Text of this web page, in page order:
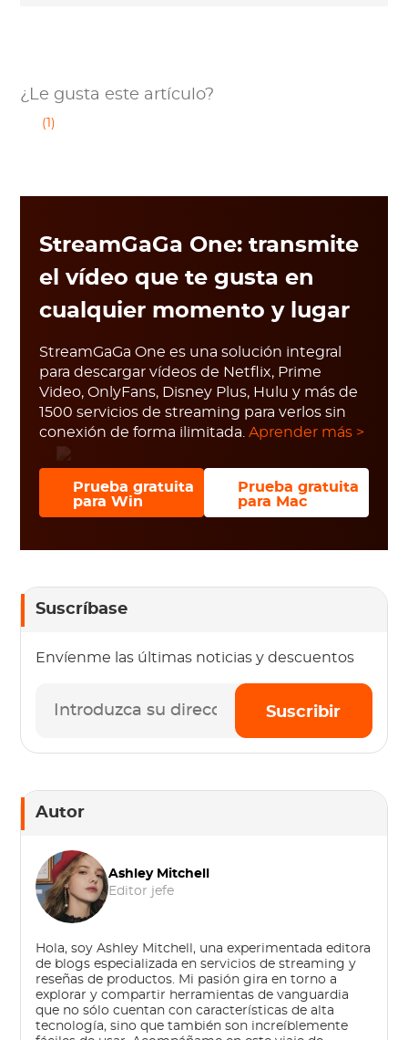
¿Le gusta este artículo?
(1)
StreamGaGa One: transmite
el vídeo que te gusta en
cualquier momento y lugar
StreamGaGa One es una solución integral
para descargar vídeos de Netflix, Prime
Video, OnlyFans, Disney Plus, Hulu y más de
1500 servicios de streaming para verlos sin
conexión de forma ilimitada. Aprender más >
Prueba gratuita
para Win
Prueba gratuita
para Mac
Suscríbase
Envíenme las últimas noticias y descuentos
Suscribir
Autor
Ashley Mitchell
Editor jefe
Hola, soy Ashley Mitchell, una experimentada editora
de blogs especializada en servicios de streaming y
reseñas de productos. Mi pasión gira en torno a
explorar y compartir herramientas de vanguardia
que no sólo cuentan con características de alta
tecnología, sino que también son increíblemente